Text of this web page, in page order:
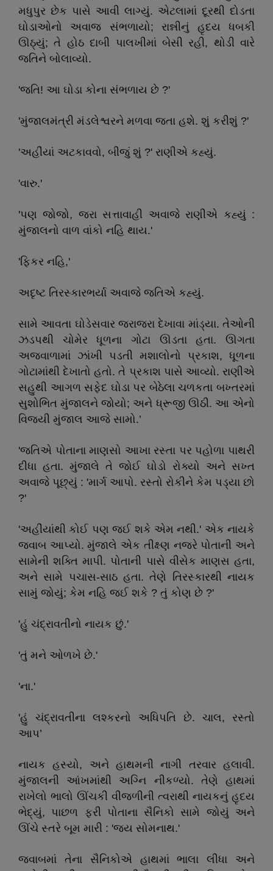
મધુપુર છેક પાસે આવી લાગ્યું. એટલામાં દૂરથી દોડતા
ઘોડાઓનો અવાજ સંભળાયો; રાન્નીનું હૃદય ધબકી
ઊઠ્યું; તે હોઠ દાબી પાલખીમાં બેસી રહી, થોડી વારે
જતિને બોલાવ્યો.
'જતિ! આ ઘોડા કોના સંભળાય છે ?'
'મુંજાલમંત્રી મંડલેશ્વરને મળવા જતા હશે. શું કરીશું ?'
'અહીંયાં અટકાવવો, બીજું શું ?' રાણીએ કહ્યું.
'વારુ.'
'પણ જોજો, જરા સત્તાવાહી અવાજે રાણીએ કહ્યું :
મુંજાલનો વાળ વાંકો નહિ થાય.'
'ફિકર નહિ,'
અદૃષ્ટ તિરસ્કારભર્યા અવાજે જતિએ કહ્યું.
સામે આવતા ઘોડેસવાર જરાજરા દેખાવા માંડ્યા. તેઓની
ઝડપથી ચોમેર ધૂળના ગોટા ઊડતા હતા. ઊગતા
અજવાળામાં ઝાંખી પડતી મશાલોનો પ્રકાશ, ધૂળના
ગોટામાંથી દેખાતો હતો. તે પ્રકાશ પાસે આવ્યો. રાણીએ
સહુથી આગળ સફેદ ઘોડા પર બેઠેલા ચળકતા બખ્તરમાં
સુશોભિત મુંજાલને જોયો; અને ધ્રૂજી ઊઠી. આ એનો
વિજ્યી મુંજાલ આજે સામો.’
'જતિએ પોતાના માણસો આખા રસ્તા પર પહોળા પાથરી
દીધા હતા. મુંજાલે તે જોઈ ઘોડો રોક્યો અને સખ્ત
અવાજે પૂછ્યું : 'માર્ગ આપો. રસ્તો રોકીને કેમ પડ્યા છો
?'
'અહીંયાંથી કોઈ પણ જઈ શકે એમ નથી.' એક નાયકે
જવાબ આપ્યો. મુંજાલે એક તીક્ષ્ણ નજરે પોતાની અને
સામેની શક્તિ માપી. પોતાની પાસે વીસેક માણસ હતા,
અને સામે પચાસ-સાઠ હતા. તેણે તિરસ્કારથી નાયક
સામું જોયું; કેમ નહિ જઈ શકે ? તું કોણ છે ?'
'હું ચંદ્રાવતીનો નાયક છું.'
'તું મને ઓળખે છે.'
'ના.'
'હું ચંદ્રાવતીના લશ્કરનો અધિપતિ છે. ચાલ, રસ્તો
આપ’
નાયક હસ્યો, અને હાથમની નાગી તરવાર હલાવી.
મુંજાલની આંખમાંથી અગ્નિ નીકળ્યો. તેણે હાથમાં
રાખેલો ભાલો ઊંચકી વીજળીની ત્વરાથી નાયકનું હૃદય
ભેદ્યું, પાછળ ફરી પોતાના સૈનિકો સામે જોયું અને
ઊંચે સ્તરે બૂમ મારી : 'જય સોમનાથ.'
જવાબમાં તેના સૈનિકોએ હાથમાં ભાલા લીધા અને